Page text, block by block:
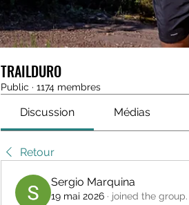
TRAILDURO
Public · 1174 membres
Discussion Médias
Retour
Sergio Marquina
19 mai 2026 · joined the group.